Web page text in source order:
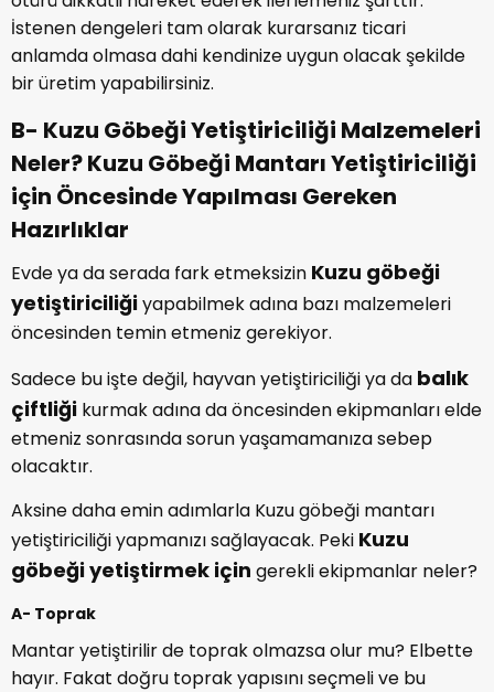
İstenen dengeleri tam olarak kurarsanız ticari
anlamda olmasa dahi kendinize uygun olacak şekilde
bir üretim yapabilirsiniz.
B- Kuzu Göbeği Yetiştiriciliği Malzemeleri
Neler? Kuzu Göbeği Mantarı Yetiştiriciliği
için Öncesinde Yapılması Gereken
Hazırlıklar
Evde ya da serada fark etmeksizin Kuzu göbeği
yetiştiriciliğiyapabilmek adına bazı malzemeleri
öncesinden temin etmeniz gerekiyor.
Sadece bu işte değil, hayvan yetiştiriciliği ya da balık
çiftliği kurmak adına da öncesinden ekipmanları elde
etmeniz sonrasında sorun yaşamamanıza sebep
olacaktır.
Aksine daha emin adımlarla Kuzu göbeği mantarı
yetiştiriciliği yapmanızı sağlayacak. Peki Kuzu
göbeği yetiştirmek için gerekli ekipmanlar neler?
A- Toprak
Mantar yetiştirilir de toprak olmazsa olur mu? Elbette
hayır. Fakat doğru toprak yapısını seçmeli ve bu